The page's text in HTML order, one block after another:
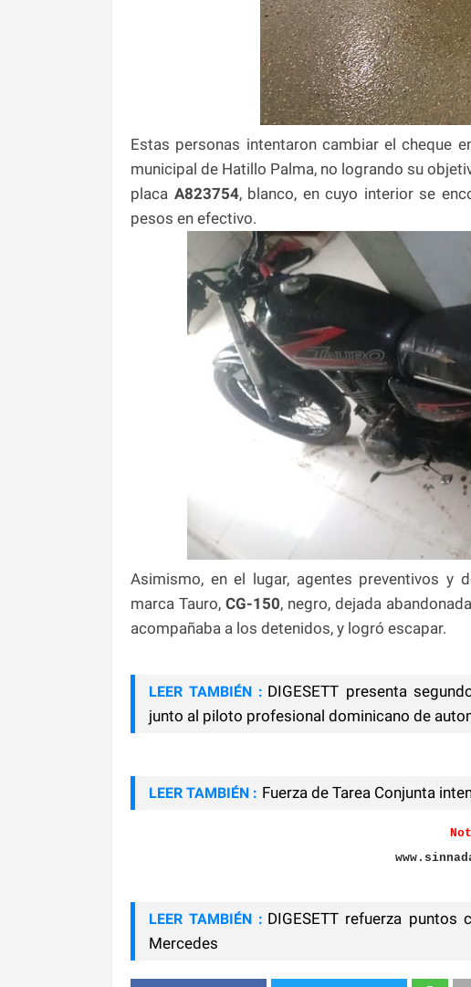
Estas personas intentaron cambiar el cheque
municipal de Hatillo Palma, no logrando su
placa A823754, blanco, en cuyo interior se
pesos en efectivo.
Asimismo, en el lugar, agentes preventivos y
marca Tauro,CG-150, negro, dejada
acompañaba a los detenidos, y logró escapar.
LEER TAMBIÉN : DIGESETT presenta
junto al piloto profesional dominicano de
LEER TAMBIÉN : Fuerza de Tarea Conjunta
LEER TAMBIÉN : DIGESETT refuerza
Mercedes